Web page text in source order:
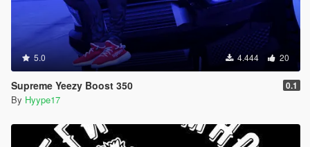
5.0 4.444 20
Supreme Yeezy Boost 350 0.1
By Hyype17